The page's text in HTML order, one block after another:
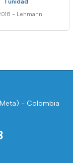
1 unidad
- Lehmann
- Colombia